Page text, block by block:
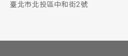
臺北市北投區中和街2號